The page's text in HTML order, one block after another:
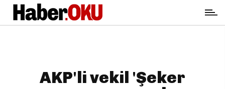
AKP'li vekil 'Şeker